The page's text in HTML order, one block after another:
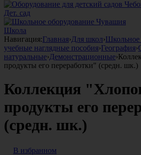
Дет. сад
Школа
Навигация:Главная›Для школ›Школьное
учебные наглядные пособия›География›
натуральные›Демонстрационные›
продукты его переработки" (средн. шк.)
Коллекция
продукты его
(средн. шк.)
В избранном